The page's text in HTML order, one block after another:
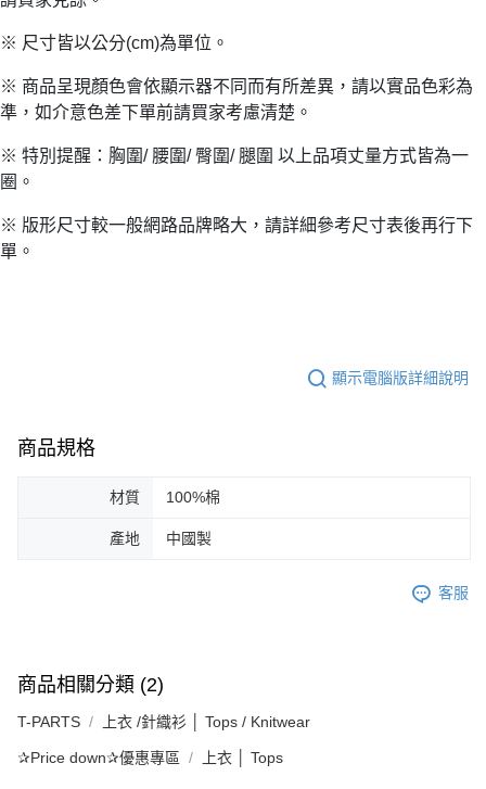
※ 尺寸皆以公分(cm)為單位。
※ 商品呈現顏色會依顯示器不同而有所差異，請以實品色彩為
準，如介意色差下單前請買家考慮清楚。
※ 特別提醒：胸圍/ 腰圍/ 臀圍/ 腿圍 以上品項丈量方式皆為一
圈。
※ 版形尺寸較一般網路品牌略大，請詳細參考尺寸表後再行下
單。
顯示電腦版詳細說明
商品規格
材質 100%棉
產地 中國製
客服
商品相關分類 (2)
T-PARTS 上衣 /針織衫 │ Tops / Knitwear
✰Price down✰優惠專區 上衣 │ Tops